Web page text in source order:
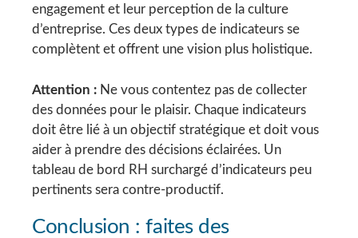
engagement et leur perception de la culture
d’entreprise. Ces deux types de indicateurs se
complètent et offrent une vision plus holistique.
Attention : Ne vous contentez pas de collecter
des données pour le plaisir. Chaque indicateurs
doit être lié à un objectif stratégique et doit vous
aider à prendre des décisions éclairées. Un
tableau de bord RH surchargé d’indicateurs peu
pertinents sera contre-productif.
Conclusion : faites des